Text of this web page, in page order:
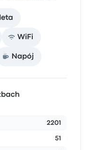
WiFi
Napój
2201
51